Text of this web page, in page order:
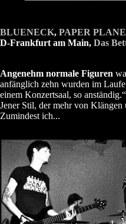
BLUENECK, PAPER
D-Frankfurt am Main, Das
Angenehm normale Figuren
anfänglich zehn wurden im
einem Konzertsaal, so
Jener Stil, der mehr von
Zumindest ich...